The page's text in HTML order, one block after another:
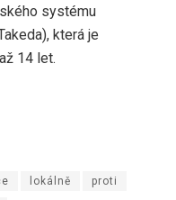
systému
která je
14 let.
lokálně proti